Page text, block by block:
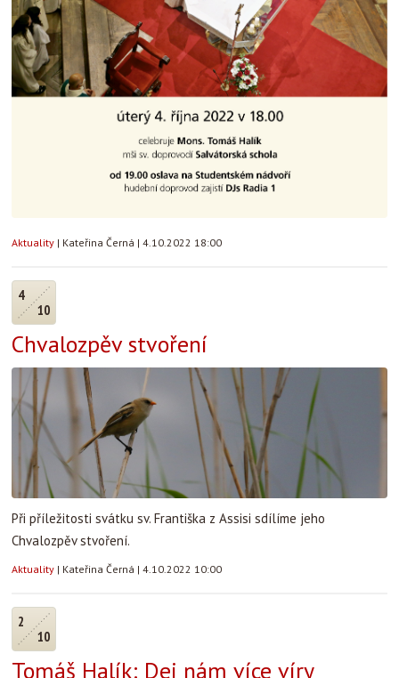
Aktuality | Kateřina Černá | 4.10.2022 18:00
4
10
Chvalozpěv stvoření
Při příležitosti svátku sv. Františka z Assisi sdílíme jeho
Chvalozpěv stvoření.
Aktuality | Kateřina Černá | 4.10.2022 10:00
2
10
Tomáš Halík: Dej nám více víry